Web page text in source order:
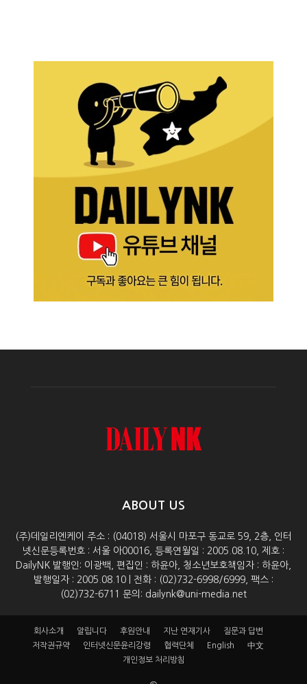
ABOUT US
(주)데일리엔케이 주소 : (04018) 서울시 마포구 동교로 59, 2층, 인터
넷신문등록번호 : 서울 아00016, 등록연월일 : 2005.08.10, 제호 :
DailyNK 발행인: 이광백, 편집인 : 하윤아, 청소년보호책임자 : 하윤아,
발행일자 : 2005.08.10 | 전화 : (02)732-6998/6999, 팩스 :
(02)732-6711 문의: dailynk@uni-media.net
회사소개 알립니다 후원안내 지난 연재기사
질문과 답변
저작권규약
인터넷신문윤리강령 협력단체 English
中文
개인정보 처리방침